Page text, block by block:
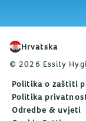
Hrvatska
© 2026 Essity
Politika o zaštiti
Politika
Odredbe & uvjeti